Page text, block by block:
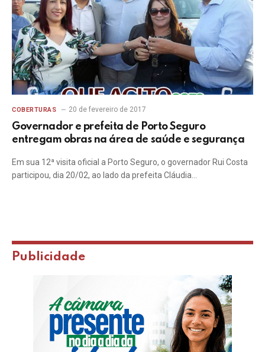
COBERTURAS 20 de fevereiro de 2017
Governador e prefeita de Porto Seguro
entregam obras na área de saúde e segurança
Em sua 12ª visita oficial a Porto Seguro, o governador Rui Costa
participou, dia 20/02, ao lado da prefeita Cláudia…
Publicidade